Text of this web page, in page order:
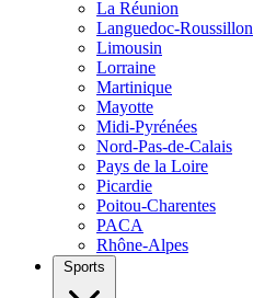
La Réunion
Languedoc-Roussillon
Limousin
Lorraine
Martinique
Mayotte
Midi-Pyrénées
Nord-Pas-de-Calais
Pays de la Loire
Picardie
Poitou-Charentes
PACA
Rhône-Alpes
Sports